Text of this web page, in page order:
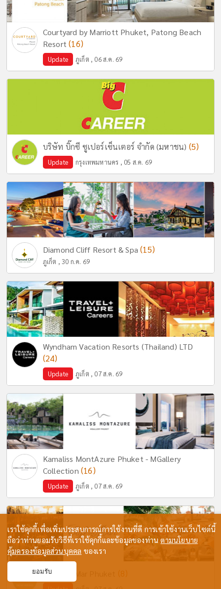
Courtyard by Marriott Phuket, Patong Beach
Resort(16)
Update ภูเก็ต , 06 ส.ค. 69
บริษัท บิ๊กซี ซูเปอร์เซ็นเตอร์ จำกัด (มหาชน) (5)
Update กรุงเทพมหานคร , 05 ส.ค. 69
Diamond Cliff Resort & Spa(15)
ภูเก็ต , 30 ก.ค. 69
Wyndham Vacation Resorts (Thailand) LTD
(24)
Update ภูเก็ต , 07 ส.ค. 69
Kamaliss MontAzure Phuket - MGallery
Collection (16)
Update ภูเก็ต , 07 ส.ค. 69
Cafe del Mar Phuket (8)
เราใช้คุกกี้เพื่อเพิ่มประสบการณ์การใช้งานที่ดี การเข้าใช้งานเว็บไซต์นี้
ถือว่าท่านยอมรับวิธีที่เราใช้คุกกี้และข้อมูลของท่านตามนโยบาย
คุ้มครองข้อมูลส่วนบุคคล ของเรา
ยอมรับ